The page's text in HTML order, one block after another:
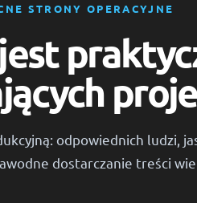
STRONY OPERACYJNE
jest
odpowiednich ludzi,
dostarczanie treści